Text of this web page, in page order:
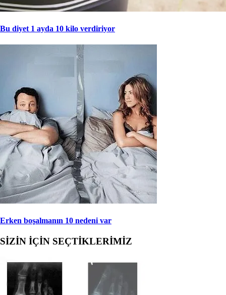
Bu diyet 1 ayda 10 kilo verdiriyor
Erken boşalmanın 10 nedeni var
SİZİN İÇİN SEÇTİKLERİMİZ